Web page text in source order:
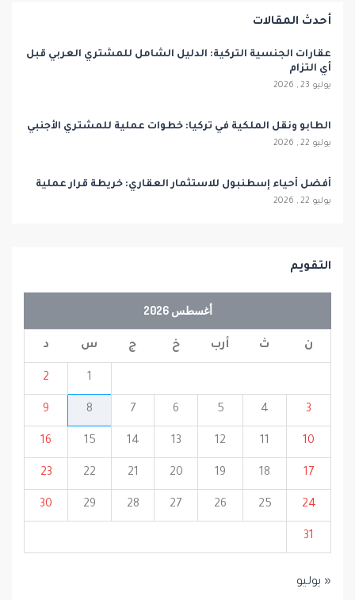
أحدث المقالات
عقارات الجنسية التركية: الدليل الشامل للمشتري العربي قبل
أي التزام
يوليو 23 , 2026
الطابو ونقل الملكية في تركيا: خطوات عملية للمشتري الأجنبي
يوليو 22 , 2026
أفضل أحياء إسطنبول للاستثمار العقاري: خريطة قرار عملية
يوليو 22 , 2026
التقويم
أغسطس 2026
ن ث أرب خ ج س د
1
2
3
4
5
6
7
8
9
10
11
12
13
14
15
16
17
18
19
20
21
22
23
24
25
26
27
28
29
30
31
« يوليو